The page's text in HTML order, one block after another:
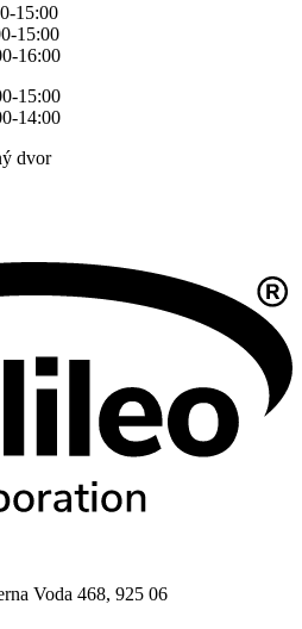
15:00
15:00
16:00
15:00
14:00
dvor
Voda 468, 925 06